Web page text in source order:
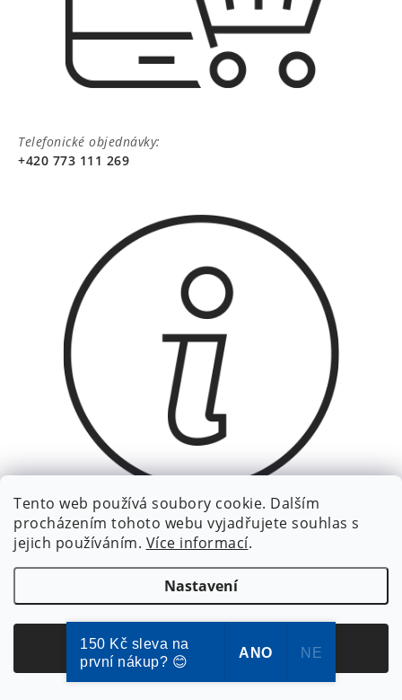
Tento web používá soubory cookie. Dalším
procházením tohoto webu vyjadřujete souhlas s
jejich používáním. Více informací.
Nastavení
Souhlasím
Telefonické objednávky:
+420 773 111 269
Infolinka:
+420 773 111 640
Pracovní dny 8-16:00 hodin
150 Kč sleva na
první nákup? 😊
ANO NE